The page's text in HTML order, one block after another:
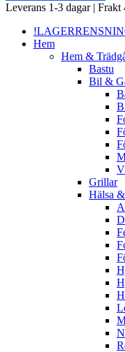
Close
Leverans 1-3 dagar | Frakt
Hem
Hem &
Bastu
Bil &
Grillar
Hälsa